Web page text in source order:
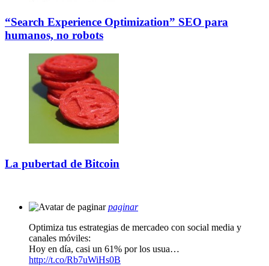
“Search Experience Optimization” SEO para
humanos, no robots
La pubertad de Bitcoin
paginar
Optimiza tus estrategias de mercadeo con social media y
canales móviles:
Hoy en día, casi un 61% por los usua…
http://t.co/Rb7uWiHs0B